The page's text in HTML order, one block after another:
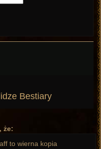
Bestiary
że:
to wierna kopia